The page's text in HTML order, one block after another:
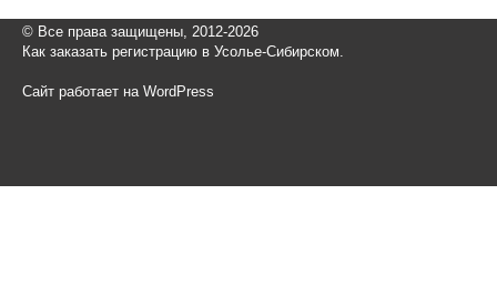
© Все права защищены, 2012-2026
Как заказать регистрацию в Усолье-Сибирском.
Сайт работает на WordPress